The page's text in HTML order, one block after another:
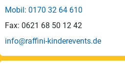
Mobil: 0170 32 64 610
Fax: 0621 68 50 12 42
info@raffini-kinderevents.de